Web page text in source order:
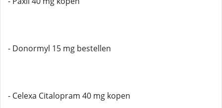
- Donormyl 15 mg bestellen
- Celexa Citalopram 40 mg kopen